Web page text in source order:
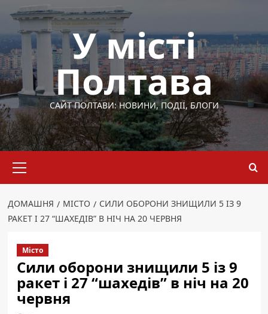
Перейти
вмісту
У місті
Полтава
САЙТ ПОЛТАВИ: НОВИНИ, ПОДІЇ, БЛОГИ
меню
ДОМАШНЯ МІСТО
СИЛИ ОБОРОНИ ЗНИЩИЛИ 5 ІЗ 9
РАКЕТ І 27 “ШАХЕДІВ” В НІЧ НА 20 ЧЕРВНЯ
Місто
Сили оборони знищили 5 із 9
ракет і 27 “шахедів” в ніч на 20
червня